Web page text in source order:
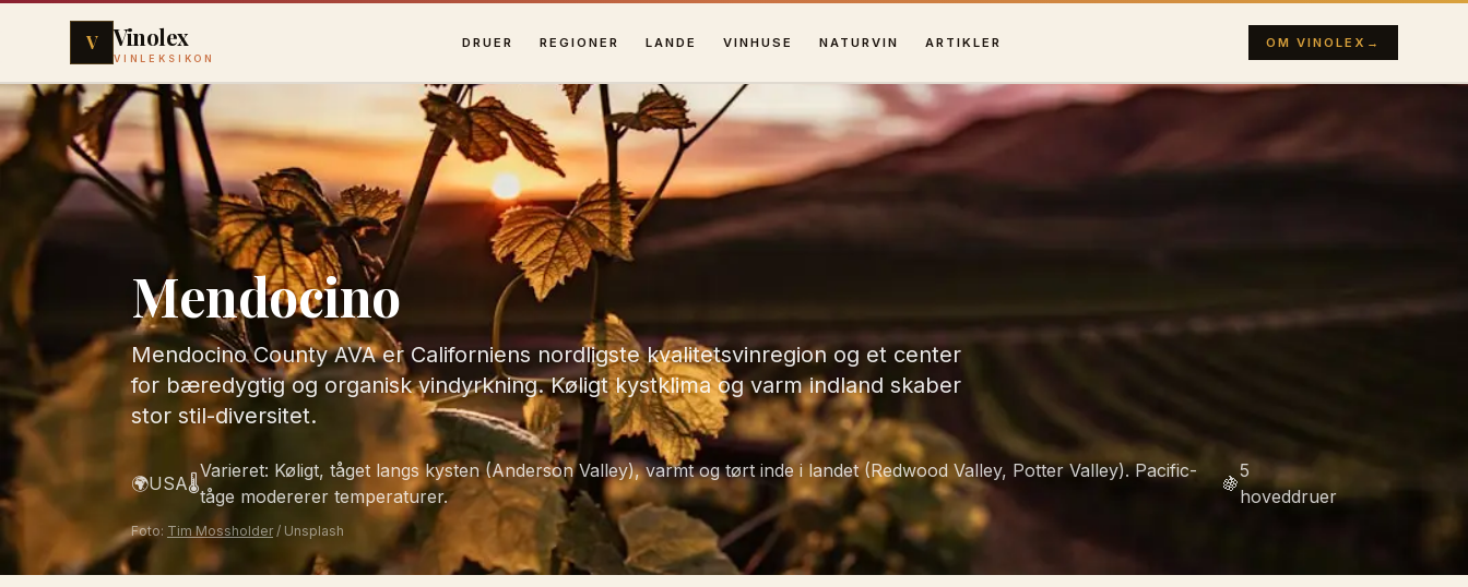
V Vinolex
VINLEKSIKON
DRUER REGIONER LANDE VINHUSE NATURVIN ARTIKLER OM VINOLEX →
Mendocino
Mendocino County AVA er Californiens nordligste kvalitetsvinregion og et center
for bæredygtig og organisk vindyrkning. Køligt kystklima og varm indland skaber
stor stil-diversitet.
🌍USA🌡️
Varieret: Køligt, tåget langs kysten (Anderson Valley), varmt og tørt inde i landet (Redwood Valley, Potter Valley). Pacific-
tåge modererer temperaturer.
🍇
5
hoveddruer
Foto: Tim Mossholder/ Unsplash